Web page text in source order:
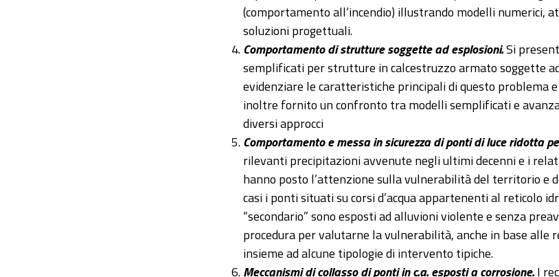
(comportamento all’incendio) illustrando modelli numerici,
soluzioni progettuali.
Comportamento di strutture soggette ad esplosioni.Si
semplificati per strutture in calcestruzzo armato soggette
evidenziare le caratteristiche principali di questo problema
inoltre fornito un confronto tra modelli semplificati e
diversi approcci
Comportamento e messa in sicurezza di ponti di luce ridotta
rilevanti precipitazioni avvenute negli ultimi decenni e i
hanno posto l’attenzione sulla vulnerabilità del territorio
casi i ponti situati su corsi d’acqua appartenenti al reticolo
“secondario” sono esposti ad alluvioni violente e senza
procedura per valutarne la vulnerabilità, anche in base alle
insieme ad alcune tipologie di intervento tipiche.
Meccanismi di collasso di ponti in c.a. esposti a corrosione.I